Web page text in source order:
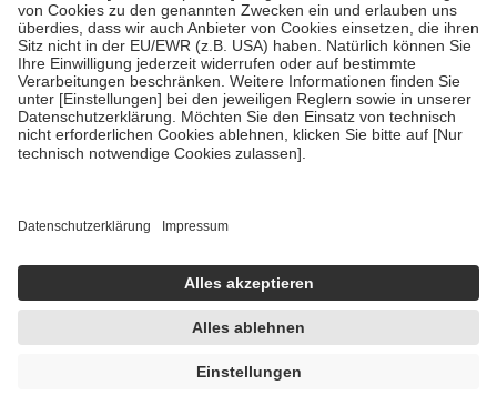
Um das Engagement der Versicherten für ihre eigene Gesundheit zu
stärken und die besondere Stellung der Familie zu unterstützen,
fallenkeine Zuzahlungenan bei:
• Kindern und Jugendlichen bis zum vollendeten 18. Lebensjahr
mit Ausnahme der Fahrkosten
• Untersuchungen zur Vorsorge und Früherkennung, die von der
GKV getragen werden
Einholung von Bewertungen. Trusted Shops hat Maßnahmen
getroffen, um sicherzustellen, dass es sich um echte Bewertungen
handelt. Mehr Informationen findest du hier:
https://help.etrusted.com/hc/de/articles/4419944605341